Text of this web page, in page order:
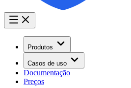
Produtos
Casos de uso
Documentação
Preços